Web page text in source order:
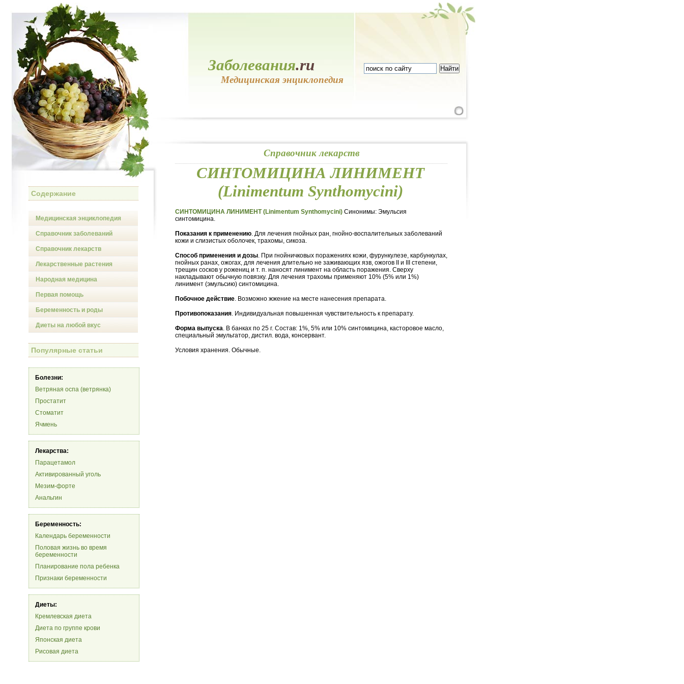
Заболевания.ru
Медицинская энциклопедия
Содержание
Медицинская энциклопедия
Справочник заболеваний
Справочник лекарств
Лекарственные растения
Народная медицина
Первая помощь
Беременность и роды
Диеты на любой вкус
Популярные статьи
Болезни:
Ветряная оспа (ветрянка)
Простатит
Стоматит
Ячмень
Лекарства:
Парацетамол
Активированный уголь
Мезим-форте
Анальгин
Беременность:
Календарь беременности
Половая жизнь во время
беременности
Планирование пола ребенка
Признаки беременности
Диеты:
Кремлевская диета
Диета по группе крови
Японская диета
Рисовая диета
Справочник лекарств
СИНТОМИЦИНА ЛИНИМЕНТ
(Linimentum Synthomycini)
СИНТОМИЦИНА ЛИНИМЕНТ (Linimentum Synthomycini) Синонимы: Эмульсия
синтомицина.
Показания к применению. Для лечения гнойных ран, гнойно-воспалительных заболеваний
кожи и слизистых оболочек, трахомы, сикоза.
Способ применения и дозы. При гнойничковых поражениях кожи, фурункулезе, карбункулах,
гнойных ранах, ожогах, для лечения длительно не заживающих язв, ожогов II и III степени,
трещин сосков у рожениц и т. п. наносят линимент на область поражения. Сверху
накладывают обычную повязку. Для лечения трахомы применяют 10% (5% или 1%)
линимент (эмульсию) синтомицина.
Побочное действие. Возможно жжение на месте нанесения препарата.
Противопоказания. Индивидуальная повышенная чувствительность к препарату.
Форма выпуска. В банках по 25 г. Состав: 1%, 5% или 10% синтомицина, касторовое масло,
специальный эмульгатор, дистил. вода, консервант.
Условия хранения. Обычные.